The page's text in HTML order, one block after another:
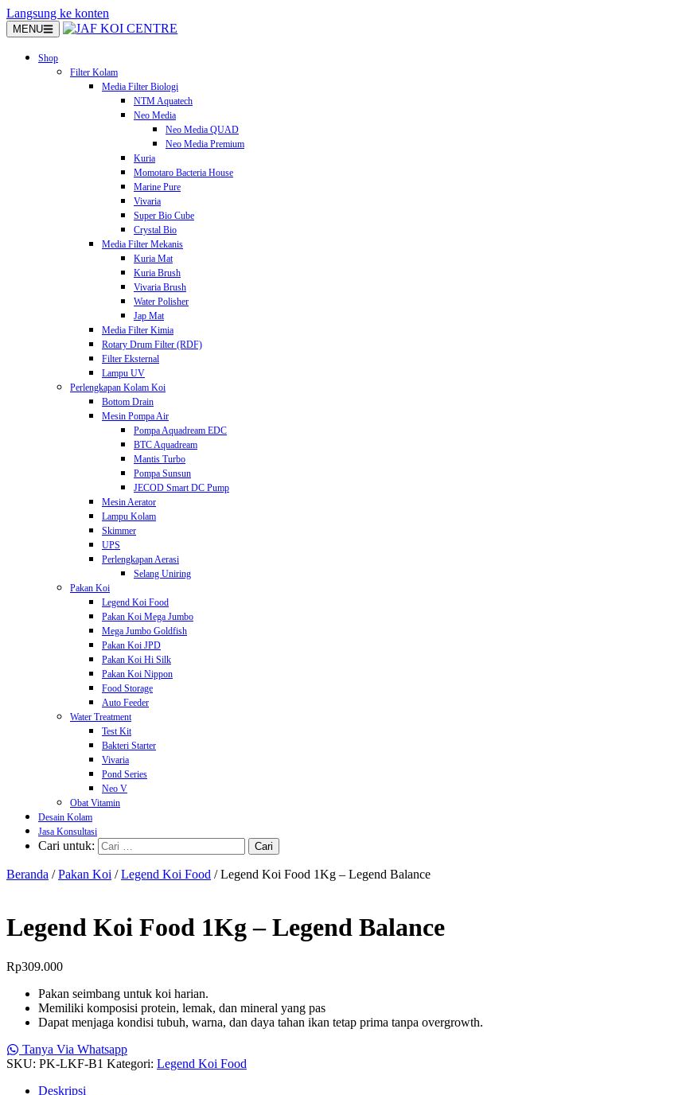
Langsung ke konten
MENU
Shop
Filter Kolam
Media Filter Biologi
NTM Aquatech
Neo Media
Neo Media QUAD
Neo Media Premium
Kuria
Momotaro Bacteria House
Marine Pure
Vivaria
Super Bio Cube
Crystal Bio
Media Filter Mekanis
Kuria Mat
Kuria Brush
Vivaria Brush
Water Polisher
Jap Mat
Media Filter Kimia
Rotary Drum Filter (RDF)
Filter Eksternal
Lampu UV
Perlengkapan Kolam Koi
Bottom Drain
Mesin Pompa Air
Pompa Aquadream EDC
BTC Aquadream
Mantis Turbo
Pompa Sunsun
JECOD Smart DC Pump
Mesin Aerator
Lampu Kolam
Skimmer
UPS
Perlengkapan Aerasi
Selang Uniring
Pakan Koi
Legend Koi Food
Pakan Koi Mega Jumbo
Mega Jumbo Goldfish
Pakan Koi JPD
Pakan Koi Hi Silk
Pakan Koi Nippon
Food Storage
Auto Feeder
Water Treatment
Test Kit
Bakteri Starter
Vivaria
Pond Series
Neo V
Obat Vitamin
Desain Kolam
Jasa Konsultasi
Cari untuk:
Beranda /Pakan Koi /Legend Koi Food / Legend Koi Food 1Kg – Legend Balance
Legend Koi Food 1Kg – Legend Balance
Rp309.000
Pakan seimbang untuk koi harian.
Memiliki komposisi protein, lemak, dan mineral yang pas
Dapat menjaga kondisi tubuh, warna, dan daya tahan ikan tetap prima tanpa overgrowth.
Tanya Via Whatsapp
SKU: PK-LKF-B1 Kategori: Legend Koi Food
Deskripsi